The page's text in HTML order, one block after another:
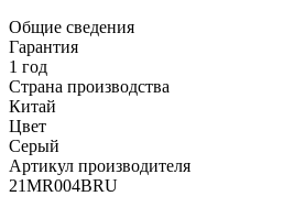
Общие сведения
Гарантия
1 год
Страна производства
Китай
Цвет
Серый
Артикул производителя
21MR004BRU